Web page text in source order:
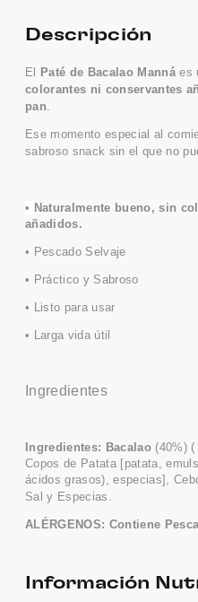
Descripción
El Paté de Bacalao Mannáes
colorantes ni conservantes
pan.
Ese momento especial al
sabroso snack sin el que no
• Naturalmente bueno, sin
añadidos.
• Pescado Selvaje
• Práctico y Sabroso
• Listo para usar
• Larga vida útil
Ingredientes
Ingredientes: Bacalao (40%) (
Copos de Patata [patata,
ácidos grasos), especias],
Sal y Especias.
ALÉRGENOS: Contiene
Información